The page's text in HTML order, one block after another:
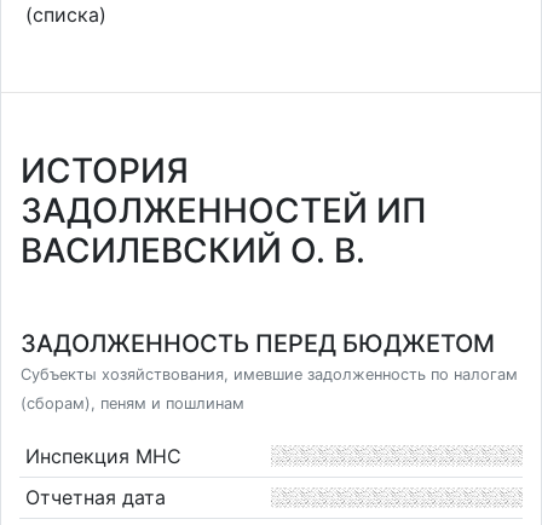
(списка)
ИСТОРИЯ
ЗАДОЛЖЕННОСТЕЙ ИП
ВАСИЛЕВСКИЙ О. В.
ЗАДОЛЖЕННОСТЬ ПЕРЕД БЮДЖЕТОМ
Субъекты хозяйствования, имевшие задолженность по налогам
(сборам), пеням и пошлинам
Инспекция МНС
Отчетная дата